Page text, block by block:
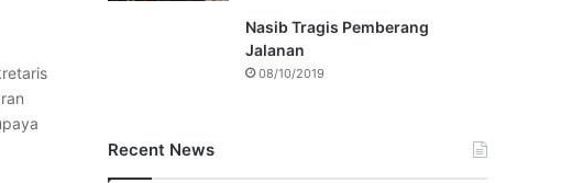
Nasib Tragis Pemberang
Jalanan
08/10/2019
Recent News